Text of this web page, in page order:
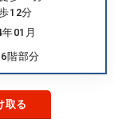
12分
01月
6階部分
取る